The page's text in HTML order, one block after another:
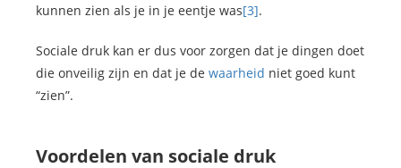
kunnen zien als je in je eentje was[3].
Sociale druk kan er dus voor zorgen dat je dingen doet
die onveilig zijn en dat je de waarheid niet goed kunt
“zien”.
Voordelen van sociale druk